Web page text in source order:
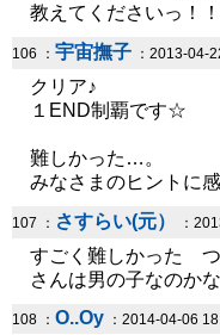
教えてくださいっ！！
106 ： 宇宙撫子 ：2013-04-
クリア♪
１END制覇です☆
難しかった…。
みなさまのヒントに
107 ： さすらい(元） ：
すごく難しかった
さんは男の子なのかな
108 ： O..Oy ：2014-04-06